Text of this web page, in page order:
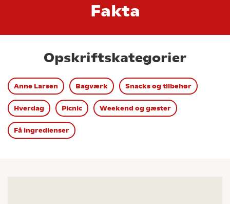
Fakta
Opskriftskategorier
Anne Larsen Bagværk Snacks og tilbehør
Hverdag Picnic Weekend og gæster
Få ingredienser